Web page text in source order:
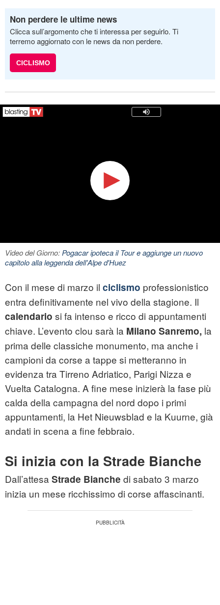
Non perdere le ultime news
Clicca sull’argomento che ti interessa per seguirlo. Ti
terremo aggiornato con le news da non perdere.
CICLISMO
Video del Giorno:Pogacar ipoteca il Tour e aggiunge un nuovo
capitolo alla leggenda dell'Alpe d'Huez
Con il mese di marzo il ciclismo professionistico
entra definitivamente nel vivo della stagione. Il
calendario si fa intenso e ricco di appuntamenti
chiave. L’evento clou sarà la Milano Sanremo, la
prima delle classiche monumento, ma anche i
campioni da corse a tappe si metteranno in
evidenza tra Tirreno Adriatico, Parigi Nizza e
Vuelta Catalogna. A fine mese inizierà la fase più
calda della campagna del nord dopo i primi
appuntamenti, la Het Nieuwsblad e la Kuurne, già
andati in scena a fine febbraio.
Si inizia con la Strade Bianche
Dall’attesa Strade Bianche di sabato 3 marzo
inizia un mese ricchissimo di corse affascinanti.